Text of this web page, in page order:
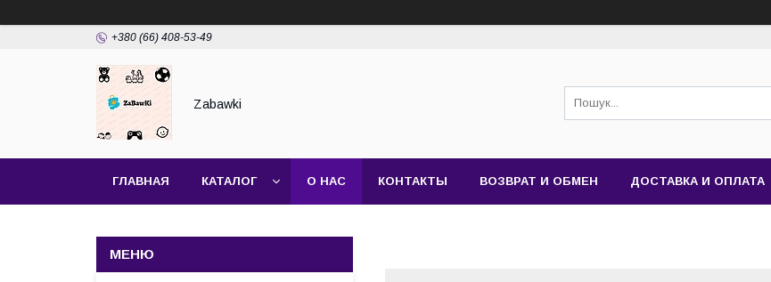
+380 (66) 408-53-49
Zabawki
ГЛАВНАЯ КАТАЛОГ О НАС КОНТАКТЫ ВОЗВРАТ И ОБМЕН ДОСТАВКА И ОПЛАТА